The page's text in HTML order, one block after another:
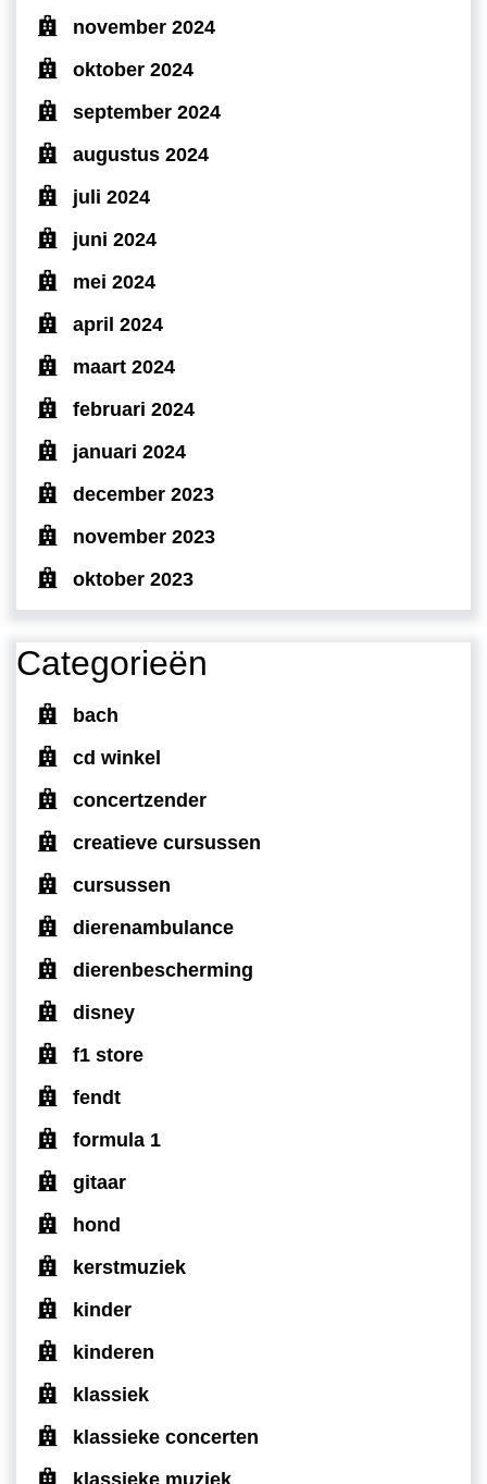
november 2024
oktober 2024
september 2024
augustus 2024
juli 2024
juni 2024
mei 2024
april 2024
maart 2024
februari 2024
januari 2024
december 2023
november 2023
oktober 2023
Categorieën
bach
cd winkel
concertzender
creatieve cursussen
cursussen
dierenambulance
dierenbescherming
disney
f1 store
fendt
formula 1
gitaar
hond
kerstmuziek
kinder
kinderen
klassiek
klassieke concerten